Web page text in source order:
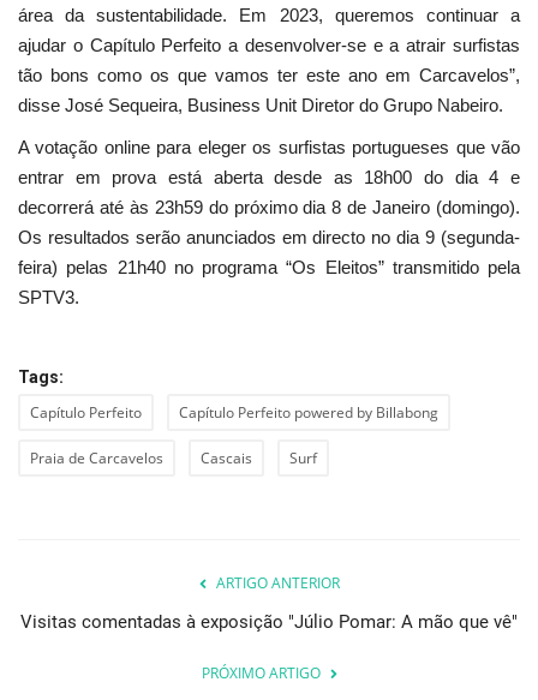
área da sustentabilidade. Em 2023, queremos continuar a
ajudar o Capítulo Perfeito a desenvolver-se e a atrair surfistas
tão bons como os que vamos ter este ano em Carcavelos”,
disse José Sequeira, Business Unit Diretor do Grupo Nabeiro.
A votação online para eleger os surfistas portugueses que vão
entrar em prova está aberta desde as 18h00 do dia 4 e
decorrerá até às 23h59 do próximo dia 8 de Janeiro (domingo).
Os resultados serão anunciados em directo no dia 9 (segunda-
feira) pelas 21h40 no programa “Os Eleitos” transmitido pela
SPTV3.
Tags:
Capítulo Perfeito Capítulo Perfeito powered by Billabong
Praia de Carcavelos Cascais Surf
ARTIGO ANTERIOR
Visitas comentadas à exposição "Júlio Pomar: A mão que vê"
PRÓXIMO ARTIGO